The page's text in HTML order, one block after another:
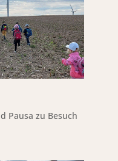
Pausa zu Besuch